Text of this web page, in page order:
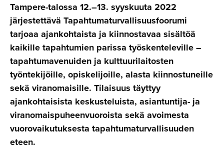
Tampere-talossa 12.–13. syyskuuta 2022
järjestettävä Tapahtumaturvallisuusfoorumi
tarjoaa ajankohtaista ja kiinnostavaa sisältöä
kaikille tapahtumien parissa työskenteleville –
tapahtumavenuiden ja kulttuurilaitosten
työntekijöille, opiskelijoille, alasta kiinnostuneille
sekä viranomaisille. Tilaisuus täyttyy
ajankohtaisista keskusteluista, asiantuntija- ja
viranomaispuheenvuoroista sekä avoimesta
vuorovaikutuksesta tapahtumaturvallisuuden
eteen.